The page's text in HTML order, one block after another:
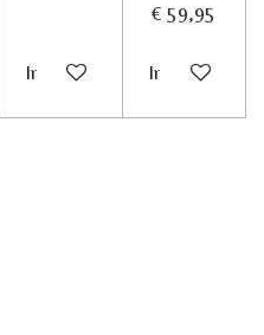
In winkelwagen
€ 59,95
In